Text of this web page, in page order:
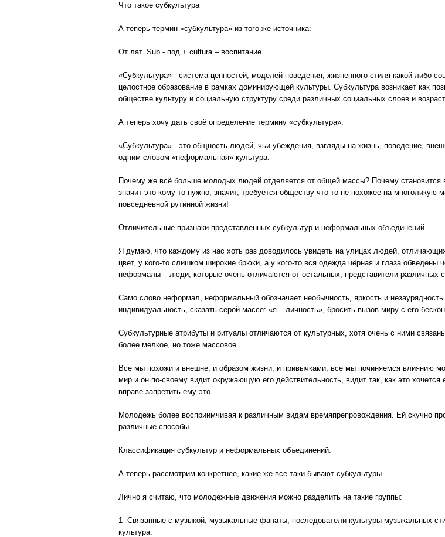
Что такое субкультура
А теперь термин «субкультура» из того же источника:
От лат. Sub - под + сultura – воспитание.
«Субкультура» - система ценностей, моделей поведения, жизненного стиля какой-либо
целостное образование в рамках доминирующей культуры. Субкультура возникает как
обществе культуру и социальную структуру среди различных социальных слоев и
А теперь хочу дать своё определение термину «субкультура».
«Субкультура» - это общность людей, чьи убеждения, взгляды на жизнь, поведение,
одним словом «неформальная» культура.
Почему же всё больше молодых людей отделяется от общей массы? Почему становится
значит это кому-то нужно, значит, требуется обществу что-то не похожее на
повседневной рутинной жизни!
Отличительные признаки представленных субкультур и неформальных объединений
Я думаю, что каждому из нас хоть раз доводилось увидеть на улицах людей,
цвет, у кого-то слишком широкие брюки, а у кого-то вся одежда чёрная и глаза обведены
неформалы – люди, которые очень отличаются от остальных, представители различных
Само слово неформал, неформальный обозначает необычность, яркость и
индивидуальность, сказать серой массе: «я – личность», бросить вызов миру с его
Субкультурные атрибуты и ритуалы отличаются от культурных, хотя очень с ними
более мелкое, но тоже массовое.
Все мы похожи и внешне, и образом жизни, и привычками, все мы починяемся влиянию
мир и он по-своему видит окружающую его действительность, видит так, как это
вправе запретить ему это.
Молодежь более восприимчивая к различным видам времяпрепровождения. Ей скучно
различные способы.
Классификация субкультур и неформальных объединений.
А теперь рассмотрим конкретнее, какие же все-таки бывают субкультуры.
Лично я считаю, что молодежные движения можно разделить на такие группы:
1- Связанные с музыкой, музыкальные фанаты, последователи культуры музыкальных
культура.